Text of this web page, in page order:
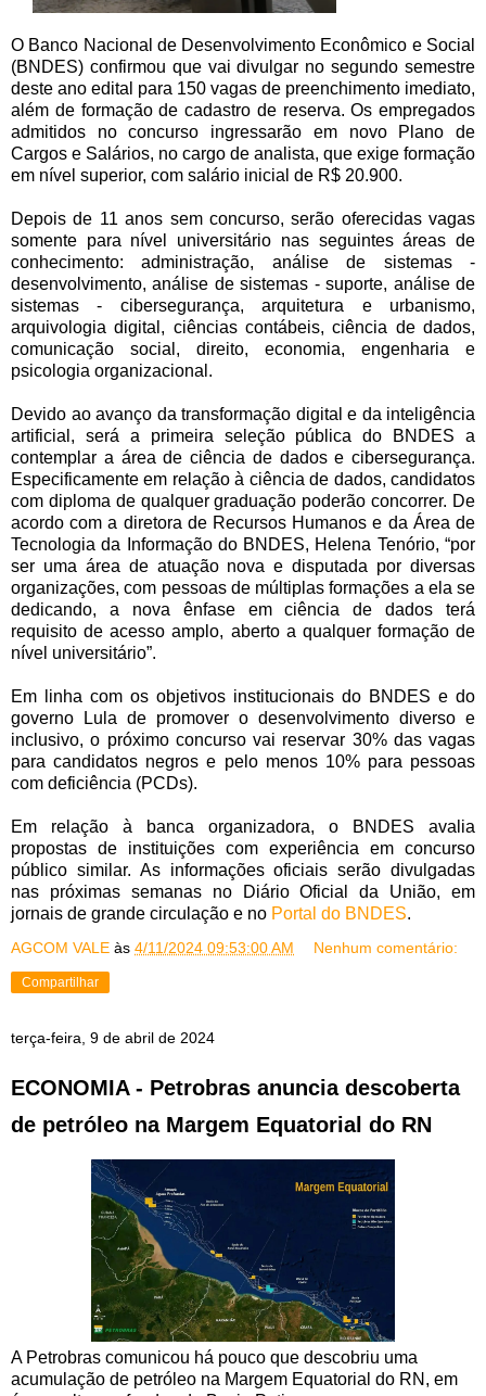
O Banco Nacional de Desenvolvimento Econômico e Social
(BNDES) confirmou que vai divulgar no segundo semestre
deste ano edital para 150 vagas de preenchimento imediato,
além de formação de cadastro de reserva. Os empregados
admitidos no concurso ingressarão em novo Plano de
Cargos e Salários, no cargo de analista, que exige formação
em nível superior, com salário inicial de R$ 20.900.
Depois de 11 anos sem concurso, serão oferecidas vagas
somente para nível universitário nas seguintes áreas de
conhecimento: administração, análise de sistemas -
desenvolvimento, análise de sistemas - suporte, análise de
sistemas - cibersegurança, arquitetura e urbanismo,
arquivologia digital, ciências contábeis, ciência de dados,
comunicação social, direito, economia, engenharia e
psicologia organizacional.
Devido ao avanço da transformação digital e da inteligência
artificial, será a primeira seleção pública do BNDES a
contemplar a área de ciência de dados e cibersegurança.
Especificamente em relação à ciência de dados, candidatos
com diploma de qualquer graduação poderão concorrer. De
acordo com a diretora de Recursos Humanos e da Área de
Tecnologia da Informação do BNDES, Helena Tenório, “por
ser uma área de atuação nova e disputada por diversas
organizações, com pessoas de múltiplas formações a ela se
dedicando, a nova ênfase em ciência de dados terá
requisito de acesso amplo, aberto a qualquer formação de
nível universitário”.
Em linha com os objetivos institucionais do BNDES e do
governo Lula de promover o desenvolvimento diverso e
inclusivo, o próximo concurso vai reservar 30% das vagas
para candidatos negros e pelo menos 10% para pessoas
com deficiência (PCDs).
Em relação à banca organizadora, o BNDES avalia
propostas de instituições com experiência em concurso
público similar. As informações oficiais serão divulgadas
nas próximas semanas no Diário Oficial da União, em
jornais de grande circulação e no Portal do BNDES.
AGCOM VALE às 4/11/2024 09:53:00 AM Nenhum comentário:
Compartilhar
terça-feira, 9 de abril de 2024
ECONOMIA - Petrobras anuncia descoberta
de petróleo na Margem Equatorial do RN
A Petrobras comunicou há pouco que descobriu uma
acumulação de petróleo na Margem Equatorial do RN, em